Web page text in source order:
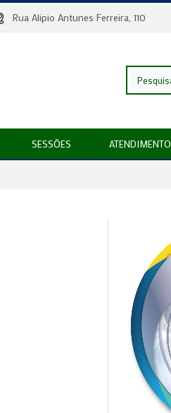
Rua Alipio Antunes Ferreira, 110
Pesquisar
SESSÕES ATENDIMENTO